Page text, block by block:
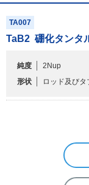
TA007
TaB2 硼化タンタ
純度
2Nup
形状
ロッド及びタ